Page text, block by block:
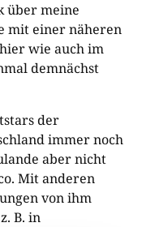
über meine
mit einer näheren
wie auch im
demnächst
der
immer noch
aber nicht
Mit anderen
von ihm
B. in